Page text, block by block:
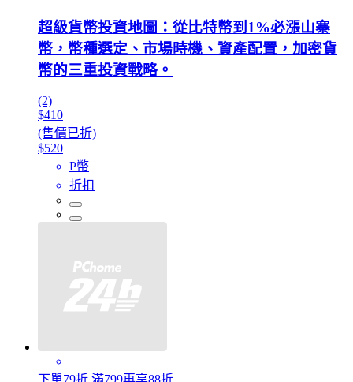
超級貨幣投資地圖：從比特幣到1%必漲山寨
幣，幣種選定、市場時機、資產配置，加密貨
幣的三重投資戰略。
(2)
$410
(售價已折)
$520
P幣
折扣
下單79折 滿799再享88折